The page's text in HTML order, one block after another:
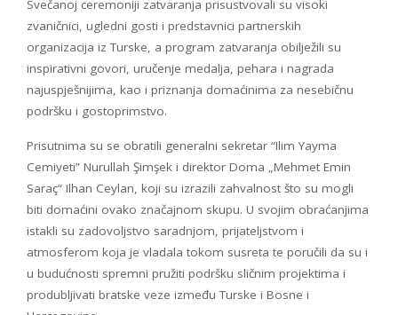
Svečanoj ceremoniji zatvaranja prisustvovali su visoki
zvaničnici, ugledni gosti i predstavnici partnerskih
organizacija iz Turske, a program zatvaranja obilježili su
inspirativni govori, uručenje medalja, pehara i nagrada
najuspješnijima, kao i priznanja domaćinima za nesebičnu
podršku i gostoprimstvo.
Prisutnima su se obratili generalni sekretar “Ilim Yayma
Cemiyeti” Nurullah Şimşek i direktor Doma „Mehmet Emin
Saraç“ Ilhan Ceylan, koji su izrazili zahvalnost što su mogli
biti domaćini ovako značajnom skupu. U svojim obraćanjima
istakli su zadovoljstvo saradnjom, prijateljstvom i
atmosferom koja je vladala tokom susreta te poručili da su i
u budućnosti spremni pružiti podršku sličnim projektima i
produbljivati bratske veze između Turske i Bosne i